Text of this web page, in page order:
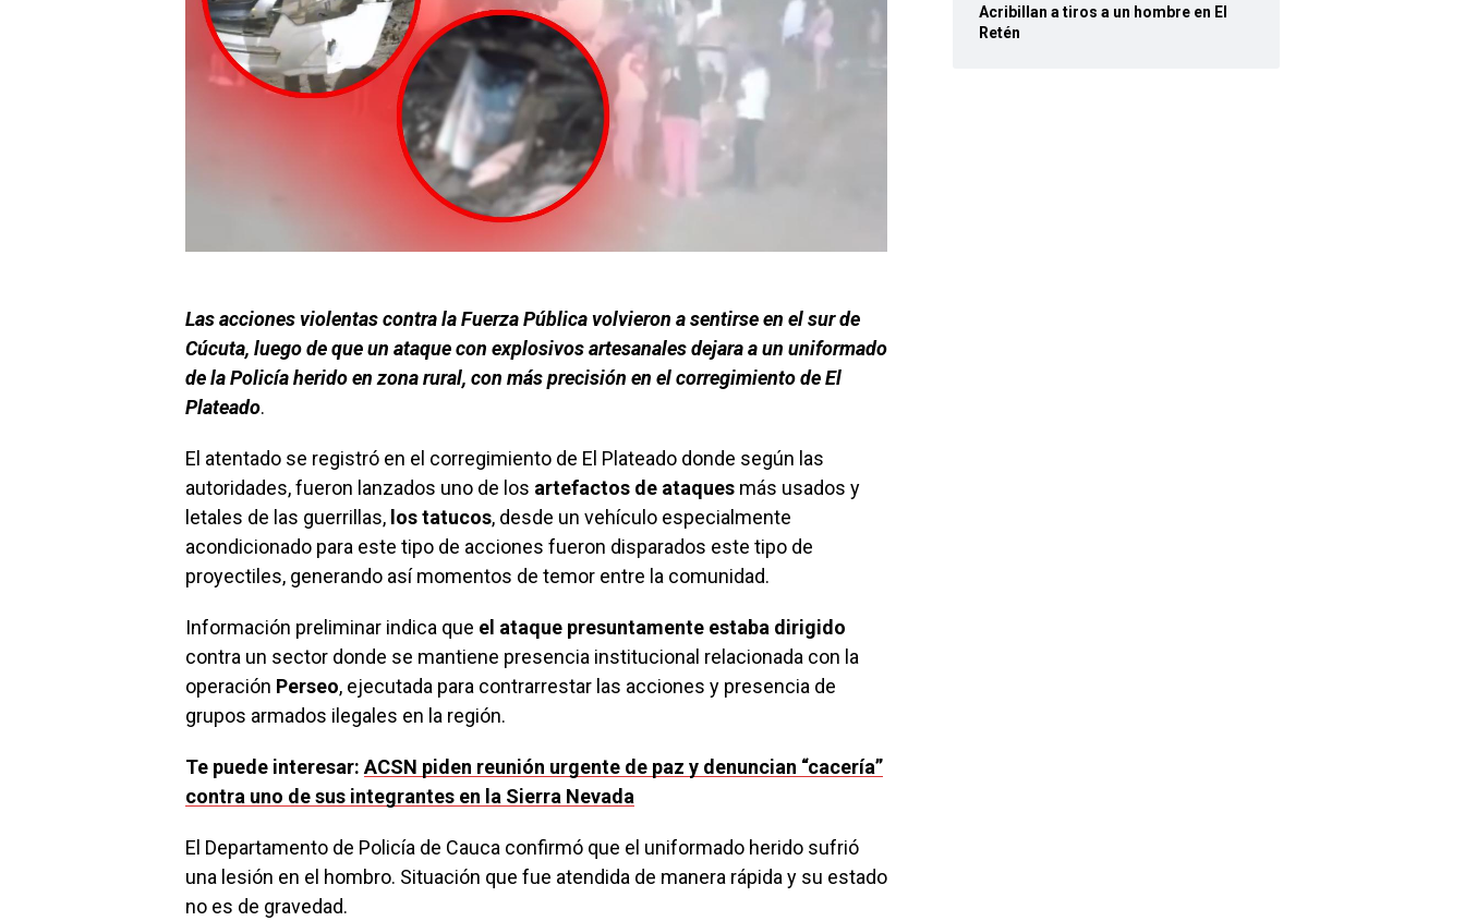
Las acciones violentas contra la Fuerza Pública volvieron a sentirse en el sur de
Cúcuta, luego de que un ataque con explosivos artesanales dejara a un uniformado
de la Policía herido en zona rural, con más precisión en el corregimiento de El
Plateado.
El atentado se registró en el corregimiento de El Plateado donde según las
autoridades, fueron lanzados uno de los artefactos de ataques más usados y
letales de las guerrillas, los tatucos, desde un vehículo especialmente
acondicionado para este tipo de acciones fueron disparados este tipo de
proyectiles, generando así momentos de temor entre la comunidad.
Información preliminar indica que el ataque presuntamente estaba dirigido
contra un sector donde se mantiene presencia institucional relacionada con la
operación Perseo, ejecutada para contrarrestar las acciones y presencia de
grupos armados ilegales en la región.
Te puede interesar:ACSN piden reunión urgente de paz y denuncian “cacería”
contra uno de sus integrantes en la Sierra Nevada
El Departamento de Policía de Cauca confirmó que el uniformado herido sufrió
una lesión en el hombro. Situación que fue atendida de manera rápida y su estado
no es de gravedad.
Acribillan a tiros a un hombre en El
Retén